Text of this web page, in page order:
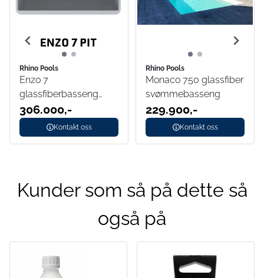
Rhino Pools
Enzo 7
glassfiberbasseng
med benk/beach-
sone
306.000,-
Kontakt oss
Rhino Pools
Monaco 750 glassfiber
svømmebasseng
229.900,-
Kontakt oss
Kunder som så på dette så
også på